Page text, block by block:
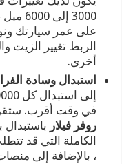
3000
على عمر سيارتك
أخرى.
استبدال وسادة
في وقت أقرب.
روفر فيلار
الكاملة التي قد
، بالإضافة إلى